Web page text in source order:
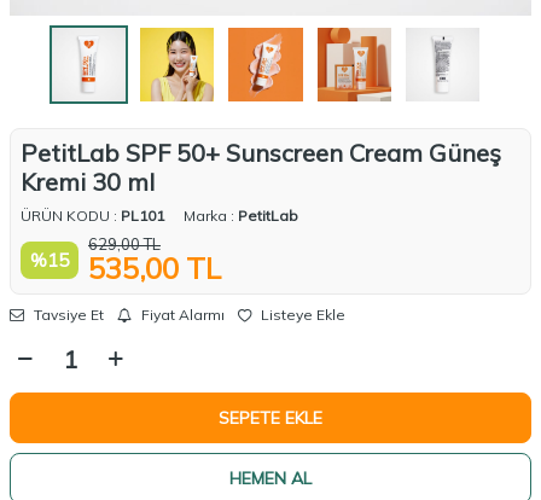
PetitLab SPF 50+ Sunscreen Cream Güneş
Kremi 30 ml
ÜRÜN KODU : PL101 Marka : PetitLab
%15
629,00TL
535,00 TL
Tavsiye Et Fiyat Alarmı Listeye Ekle
SEPETE EKLE
HEMEN AL